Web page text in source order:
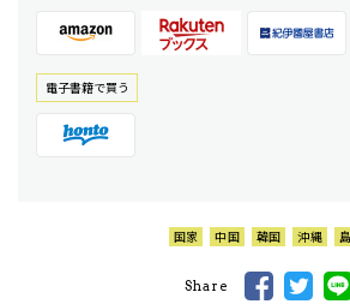
電⼦書籍で買う
国家 中国 韓国 沖縄
Share